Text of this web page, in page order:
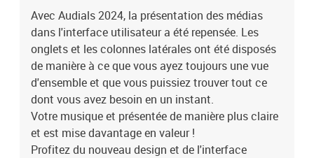
Avec Audials 2024, la présentation des médias
dans l'interface utilisateur a été repensée. Les
onglets et les colonnes latérales ont été disposés
de manière à ce que vous ayez toujours une vue
d'ensemble et que vous puissiez trouver tout ce
dont vous avez besoin en un instant.
Votre musique et présentée de manière plus claire
et est mise davantage en valeur !
Profitez du nouveau design et de l'interface